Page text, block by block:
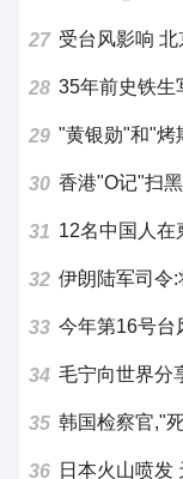
27 受台风影响
28 35年前史铁生
29 "黄银勋"和"烤
30 香港"O记"扫
31 12名中国人在
32 伊朗陆军司令
33 今年第16号台
34 毛宁向世界分
35 韩国检察官,"
36 日本火山喷发